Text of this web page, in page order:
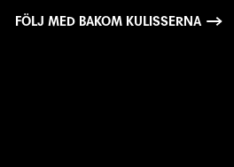
FÖLJ MED BAKOM KULISSERNA